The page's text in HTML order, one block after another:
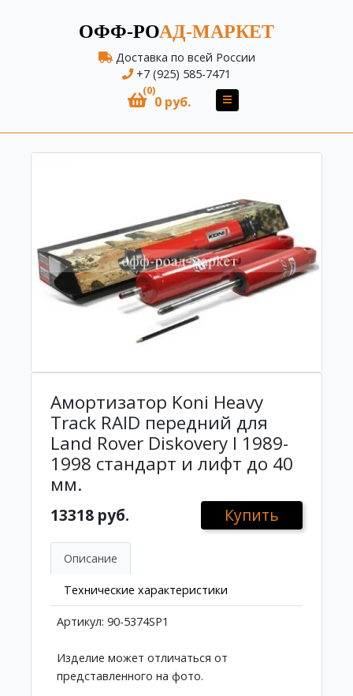
ОФФ-РОАД-МАРКЕТ
Доставка по всей России
+7 (925) 585-7471
(0)
0 руб.
Амортизатор Koni Heavy
Track RAID передний для
Land Rover Diskovery I 1989-
1998 стандарт и лифт до 40
мм.
13318 руб. Купить
Описание
Технические характеристики
Артикул: 90-5374SP1
Изделие может отличаться от
представленного на фото.